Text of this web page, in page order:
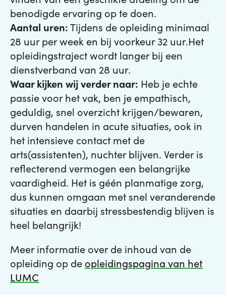
benodigde ervaring op te doen.
Aantal uren:Tijdens de opleiding minimaal
28 uur per week en bij voorkeur 32 uur.Het
opleidingstraject wordt langer bij een
dienstverband van 28 uur.
Waar kijken wij verder naar: Heb je echte
passie voor het vak, ben je empathisch,
geduldig, snel overzicht krijgen/bewaren,
durven handelen in acute situaties, ook in
het intensieve contact met de
arts(assistenten), nuchter blijven. Verder is
reflecterend vermogen een belangrijke
vaardigheid. Het is géén planmatige zorg,
dus kunnen omgaan met snel veranderende
situaties en daarbij stressbestendig blijven is
heel belangrijk!
Meer informatie over de inhoud van de
opleiding op de opleidingspagina van het
LUMC